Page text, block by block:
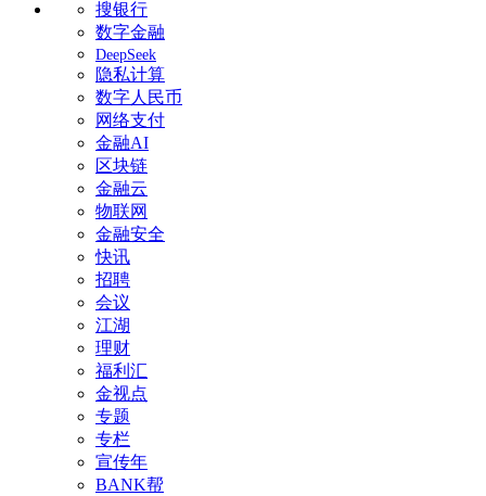
搜银行
数字金融
DeepSeek
隐私计算
数字人民币
网络支付
金融AI
区块链
金融云
物联网
金融安全
快讯
招聘
会议
江湖
理财
福利汇
金视点
专题
专栏
宣传年
BANK帮